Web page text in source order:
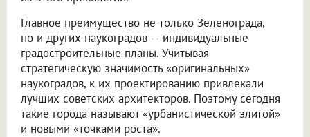
Главное преимущество не только Зеленограда,
но и других наукоградов — индивидуальные
градостроительные планы. Учитывая
стратегическую значимость «оригинальных»
наукоградов, к их проектированию привлекали
лучших советских архитекторов. Поэтому сегодня
такие города называют «урбанистической элитой»
и новыми «точками роста».